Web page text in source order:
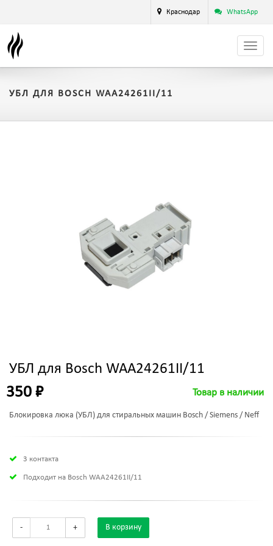
Краснодар WhatsApp
УБЛ ДЛЯ BOSCH WAA24261II/11
УБЛ для Bosch WAA24261II/11
350 ₽ Товар в наличии
Блокировка люка (УБЛ) для стиральных машин Bosch / Siemens / Neff
3 контакта
Подходит на Bosch WAA24261II/11
- + В корзину